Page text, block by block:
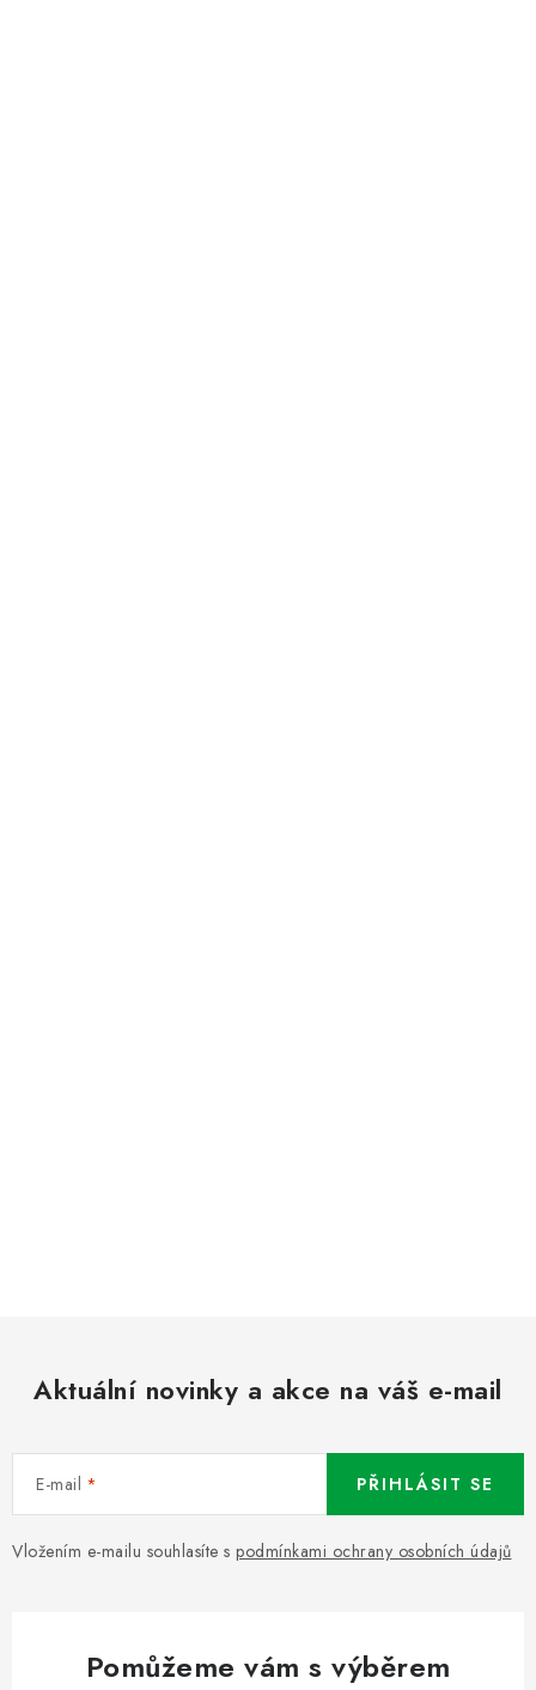
Aktuální novinky a akce na váš e-mail
E-mail
Vložením e-mailu souhlasíte s podmínkami ochrany osobních údajů
PŘIHLÁSIT SE
Pomůžeme vám s výběrem